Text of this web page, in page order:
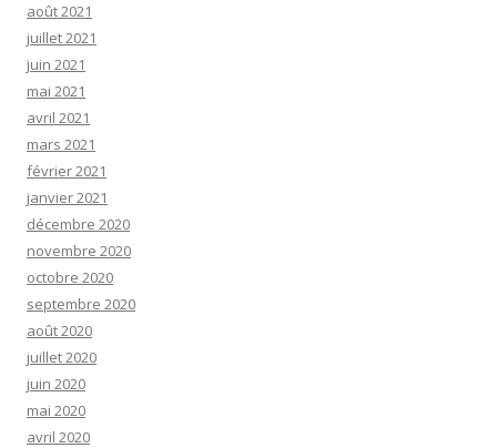
août 2021
juillet 2021
juin 2021
mai 2021
avril 2021
mars 2021
février 2021
janvier 2021
décembre 2020
novembre 2020
octobre 2020
septembre 2020
août 2020
juillet 2020
juin 2020
mai 2020
avril 2020